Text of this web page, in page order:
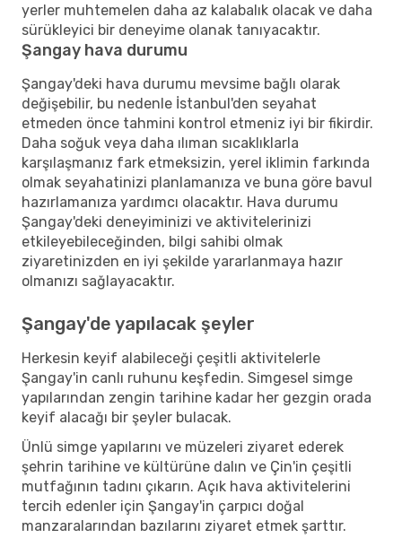
yerler muhtemelen daha az kalabalık olacak ve daha
sürükleyici bir deneyime olanak tanıyacaktır.
Şangay hava durumu
Şangay'deki hava durumu mevsime bağlı olarak
değişebilir, bu nedenle İstanbul'den seyahat
etmeden önce tahmini kontrol etmeniz iyi bir fikirdir.
Daha soğuk veya daha ılıman sıcaklıklarla
karşılaşmanız fark etmeksizin, yerel iklimin farkında
olmak seyahatinizi planlamanıza ve buna göre bavul
hazırlamanıza yardımcı olacaktır. Hava durumu
Şangay'deki deneyiminizi ve aktivitelerinizi
etkileyebileceğinden, bilgi sahibi olmak
ziyaretinizden en iyi şekilde yararlanmaya hazır
olmanızı sağlayacaktır.
Şangay'de yapılacak şeyler
Herkesin keyif alabileceği çeşitli aktivitelerle
Şangay'in canlı ruhunu keşfedin. Simgesel simge
yapılarından zengin tarihine kadar her gezgin orada
keyif alacağı bir şeyler bulacak.
Ünlü simge yapılarını ve müzeleri ziyaret ederek
şehrin tarihine ve kültürüne dalın ve Çin'in çeşitli
mutfağının tadını çıkarın. Açık hava aktivitelerini
tercih edenler için Şangay'in çarpıcı doğal
manzaralarından bazılarını ziyaret etmek şarttır.